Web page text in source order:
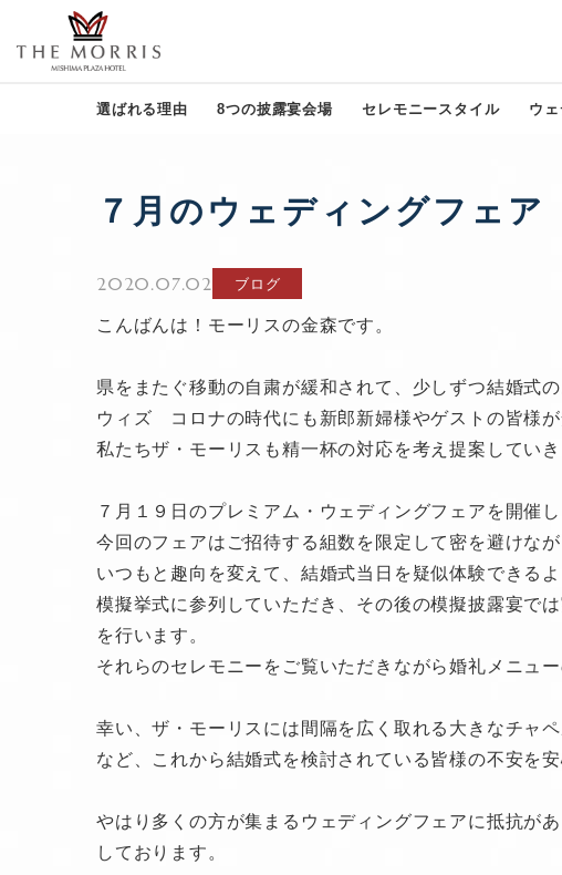
選ばれる理由 8つの披露宴会場 セレモニースタイル ウ
７月のウェディングフェア
2020.07.02 ブログ
こんばんは！モーリスの金森です。
県をまたぐ移動の自粛が緩和されて、少しずつ結婚式
ウィズ コロナの時代にも新郎新婦様やゲストの皆様
私たちザ・モーリスも精一杯の対応を考え提案していき
７月１９日のプレミアム・ウェディングフェアを開催し
今回のフェアはご招待する組数を限定して密を避けな
いつもと趣向を変えて、結婚式当日を疑似体験できるよ
模擬挙式に参列していただき、その後の模擬披露宴で
を行います。
それらのセレモニーをご覧いただきながら婚礼メニュ
幸い、ザ・モーリスには間隔を広く取れる大きなチャ
など、これから結婚式を検討されている皆様の不安を
やはり多くの方が集まるウェディングフェアに抵抗が
しております。